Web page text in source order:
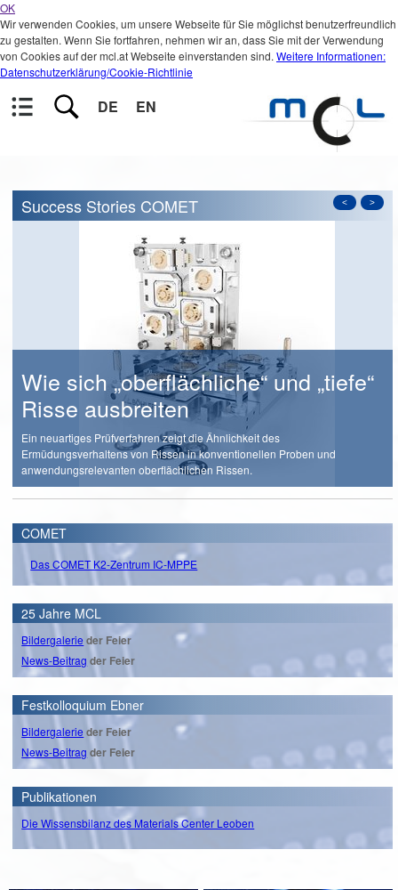
OK
Wir verwenden Cookies, um unsere Webseite für Sie möglichst benutzerfreundlich
zu gestalten. Wenn Sie fortfahren, nehmen wir an, dass Sie mit der Verwendung
von Cookies auf der mcl.at Webseite einverstanden sind. Weitere Informationen:
Datenschutzerklärung/Cookie-Richtlinie
DE EN
>
<
Success Stories COMET
Wie sich „oberflächliche“ und „tiefe“
Risse ausbreiten
Ein neuartiges Prüfverfahren zeigt die Ähnlichkeit des
Ermüdungsverhaltens von Rissen in konventionellen Proben und
anwendungsrelevanten oberflächlichen Rissen.
COMET
Das COMET K2-Zentrum IC-MPPE
25 Jahre MCL
Bildergalerie der Feier
News-Beitrag der Feier
Festkolloquium Ebner
Bildergalerie der Feier
News-Beitrag der Feier
Publikationen
Die Wissensbilanz des Materials Center Leoben